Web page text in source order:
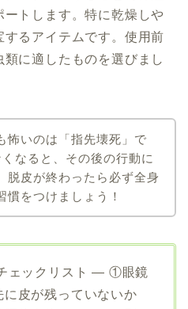
ートします。特に乾燥しや
るアイテムです。使用前
に適したものを選びまし
怖いのは「指先壊死」で
なると、その後の行動に
脱皮が終わったら必ず全身
慣をつけましょう！
ェックリスト — ①眼鏡
皮が残っていないか